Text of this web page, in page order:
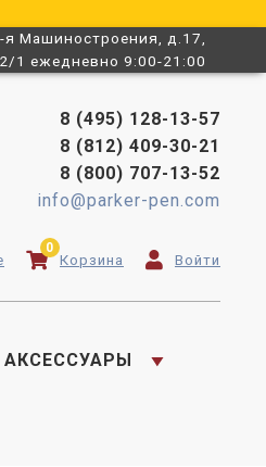
я Машиностроения, д.17,
1 ежедневно 9:00-21:00
8 (495) 128-13-57
8 (812) 409-30-21
8 (800) 707-13-52
info@parker-pen.com
0
Корзина Войти
АКСЕССУАРЫ